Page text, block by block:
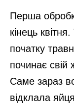
Перша
кінець
початку
починає свій
Саме зараз
відклала